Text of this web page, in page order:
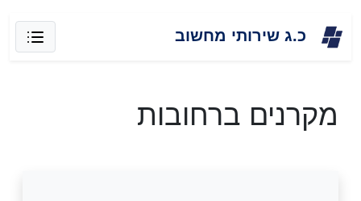
כ.ג שירותי מחשוב
מקרנים ברחובות